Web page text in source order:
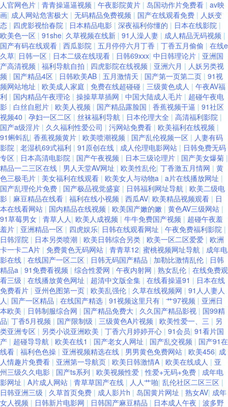
人官网色片 | 青青操逼逼视频 | 午夜影院黄片 | 岛国动作片免费看 | av映
画| 成人网站危害极大 | 无码精品免费视频 | 国产在线观看免费 | 人妖变
态 | 四虎影视怡春院 | 日本精品电影 | 深夜福利你懂的 | 日本在线影院 |
欧美色一区 | 91she| 久草视频在线新 | 91人澡人妻 | 成人精品无码视频 |
国产有码在线观看 | 西瓜影院 | 五月停停六月丁香 | 丁香五月偷偷 | 在线e
久草| 日韩一区 | 日本二级在线现看 | 日韩69xxx| 中日韩理论片 | 亚洲国
产高清视频 | 福利导航自拍 | 四虎影院在线视频 | 亚洲六月 | 人妖另类视
频 | 国产精品4区 | 日韩欧美AB | 五月激情天 | 国产第一页第二页 | 91视
频网站地址 | 欧美成人家庭 | 免费在线超碰碰 | 三级黄色成人 | 午夜AV福
利 | 国内精品午夜理论 | 操操草草插网 | 中国大陆成人毛片 | 超碰午夜电
影 | 白丝自慰片 | 欧美人视频 | 国产精品露脸国 | 香蕉视频干逼 | 91社区
视频40 | 孕妇一区二区 | 丝袜福利导航 | 日本伦理大全 | 高清福利影院 |
国产a级淫片 | 久久福利性爱公司 | 污网站免费看 | 欧美福利在线视频 |
91蝌蚪乱| 香蕉视频黄片 | 欧美喷潮视频 | 国产乱伦视频一区 | 人妻有码
影院 | 老湿机69式福利 | 91原创在线 | 成人伦理电影网站 | 日韩免费无码
专区 | 日本高清电影院 | 国产午夜视频 | 日本三级论理片 | 国产美女爆菊 |
精品一二三区在线 | 男人天堂AV网址 | 欧美性乱伦| 丁香激五月情网 | 黄
色三极毛片 | 美女福利在线观看 | 欧美女人与动物a | a片在线播放网址 |
国产乱理伦片免费 | 国产极品视觉盛宴 | 日韩福利网址导航 | 欧美二级电
影 | 麻豆精品在线看 | 福利在线小视频 | 西瓜AV| 欧美精品视频观看 | 日
本在线看网站 | 国内精品在线视频 | 欧美国产嫩的嫩 | 黄色AV三级网站 |
91草莓男女 | 青草人人| 欧美人成视频 | 牛牛免费国产视频 | 超碰午夜羞
羞片 | 亚洲精品一区 | 四虎娱乐| 日韩在线观看网址 | 午夜免费福利影院 |
日韩淫院 | 日本另类喷潮 | 欧美日韩综合另类 | 欧美一区二区爱爱 | 欧洲
卡一卡二A片 | 免费黄色无码网站 | 青青草12| 蜜桃视频网址导航 | 成年电
影在线 | 在线国产一区二区 | 日韩无码国产精品 | 加勒比激情乱伦 | 日韩
精品a | 91免费看视频 | 综合性爱网 | 午夜内射网 | 熟女乱伦 | 在线免费观
看三级 | 在线播放黄色网址 | 超清中文版全集 | 在线看操逼91 | 日本在线
免费看片 | 亚州色图第一页 | 欧美乱强伦 | 久草在线视频网 | 91人人妻人
人| 国产一区精品 | 在线国产精选 | 91视频这里只有 | 艹97视频 | 亚洲日
本欧美 | 日韩制服综合网 | 国产精品免费大 | 久久国产精品影视 | 国99精
品| 丁香5月视频 | 国产限制级 | 三级黄色A片视频 | 欧美性爱一、三 | 另
类亚洲专区 | 另类小说亚洲欧美 | 丁香六月婷婷开心 | 91会员| 91看片国
产 | 超碰导导航 | 欧美在线1 | 国产老女人网址 | 国产乱交视频 | 国产91在
线看 | 福利色色操 | 亚洲视频精选在线 | 男男黄色免费网站 | 欧美456| 成
人情趣片免费看 | 亚洲第一导航页 | 欧美日韩激情A | 欧美在线成人 | 亚
州三级久久电影 | 国产ts系列 | 欧美视频性爱 |性爱+无码+免费 | 成年电
影网址 | A片成人网站 | 青草草国产在线 | 人人艹啪| 乱伦社区二区三区 |
日韩亚洲三级 | 久草首页免费 | 成人影片h | 岛国黄片网址 | 熟女AV| 成年
女人视频 | 日韩新片电影网 | 日韩国产麻豆精品 | 日本成人午夜 | 波多野